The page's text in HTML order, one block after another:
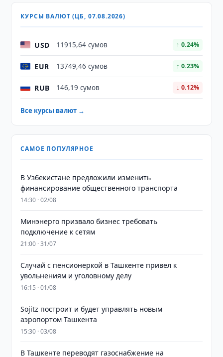
КУРСЫ ВАЛЮТ (ЦБ, 07.08.2026)
USD 11915,64 сумов ↑ 0.24%
EUR 13749,46 сумов ↑ 0.23%
RUB 146,19 сумов ↓ 0.12%
Все курсы валют →
САМОЕ ПОПУЛЯРНОЕ
В Узбекистане предложили изменить
финансирование общественного транспорта
14:30 · 02/08
Минэнерго призвало бизнес требовать
подключение к сетям
21:00 · 31/07
Случай с пенсионеркой в Ташкенте привел к
увольнениям и уголовному делу
16:15 · 01/08
Sojitz построит и будет управлять новым
аэропортом Ташкента
15:30 · 03/08
В Ташкенте переводят газоснабжение на